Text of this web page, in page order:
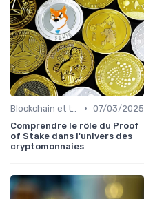
Blockchain et technologie • 07/03/2025
Comprendre le rôle du Proof
of Stake dans l'univers des
cryptomonnaies